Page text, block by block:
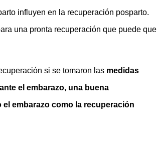
influyen en la recuperación posparto.
una pronta recuperación que puede que
si se tomaron las medidas
el embarazo, una buena
el embarazo como la recuperación